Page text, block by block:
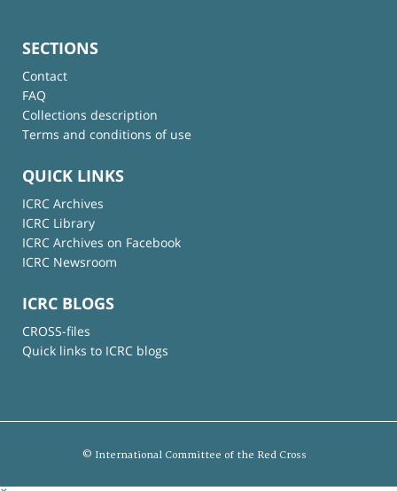
SECTIONS
Contact
FAQ
Collections description
Terms and conditions of use
QUICK LINKS
ICRC Archives
ICRC Library
ICRC Archives on Facebook
ICRC Newsroom
ICRC BLOGS
CROSS-files
Quick links to ICRC blogs
© International Committee of the Red Cross